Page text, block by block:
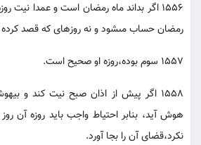
1556 اگر بداند ماه رمضان است و عمدا نيت
رمضان حساب مى‏شود و نه روزه‏اى كه قصد
1557 سوم بوده،روزه او صحيح است.
1558 اگر پيش از اذان صبح نيت كند و
هوش آيد، بنابر احتياط واجب بايد روزه آن
نكرد،قضاى آن را بجا آورد.